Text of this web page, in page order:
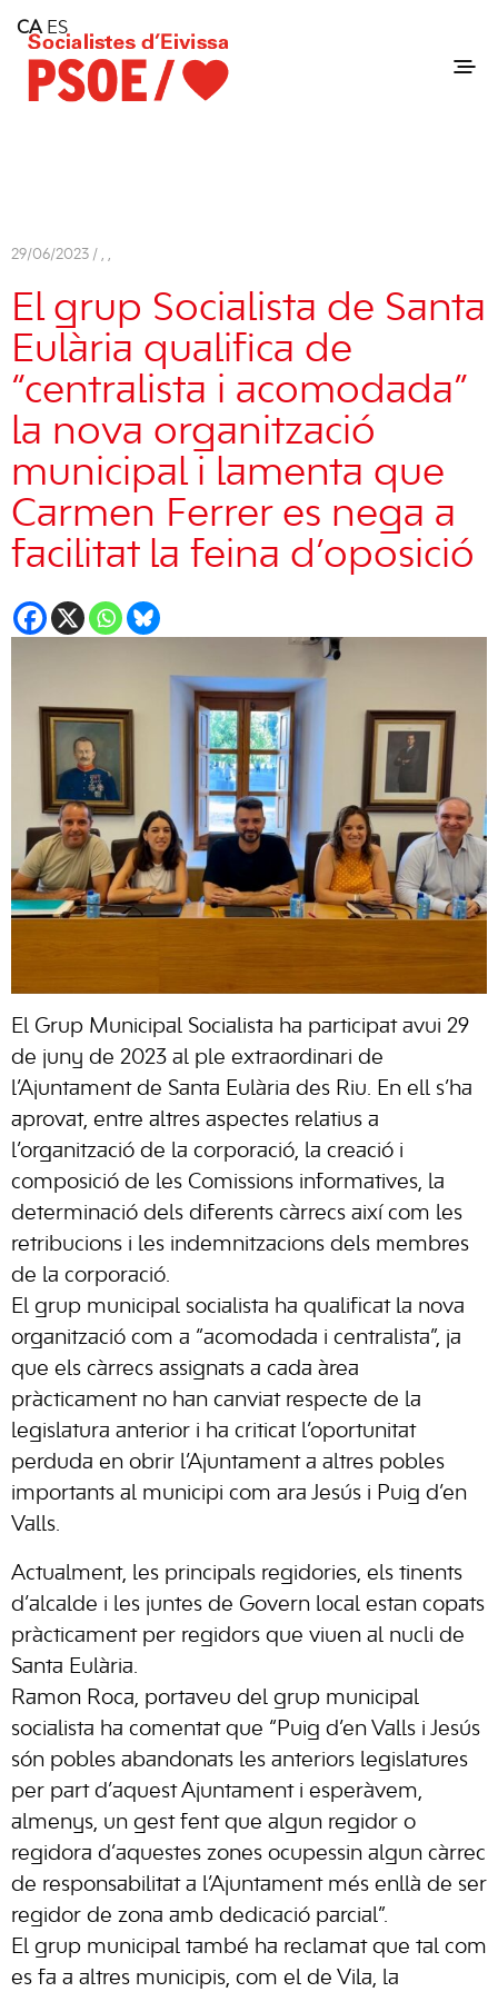
Consell Insular d'Eivissa
Services
Contact
29/06/2023 / , ,
El grup Socialista de Santa
Eulària qualifica de
“centralista i acomodada”
la nova organització
municipal i lamenta que
Carmen Ferrer es nega a
facilitat la feina d’oposició
El Grup Municipal Socialista ha participat avui 29
de juny de 2023 al ple extraordinari de
l’Ajuntament de Santa Eulària des Riu. En ell s’ha
aprovat, entre altres aspectes relatius a
l’organització de la corporació, la creació i
composició de les Comissions informatives, la
determinació dels diferents càrrecs així com les
retribucions i les indemnitzacions dels membres
de la corporació.
El grup municipal socialista ha qualificat la nova
organització com a “acomodada i centralista”, ja
que els càrrecs assignats a cada àrea
pràcticament no han canviat respecte de la
legislatura anterior i ha criticat l’oportunitat
perduda en obrir l’Ajuntament a altres pobles
importants al municipi com ara Jesús i Puig d’en
Valls.
Actualment, les principals regidories, els tinents
d’alcalde i les juntes de Govern local estan copats
pràcticament per regidors que viuen al nucli de
Santa Eulària.
Ramon Roca, portaveu del grup municipal
socialista ha comentat que “Puig d’en Valls i Jesús
són pobles abandonats les anteriors legislatures
per part d’aquest Ajuntament i esperàvem,
almenys, un gest fent que algun regidor o
regidora d’aquestes zones ocupessin algun càrrec
de responsabilitat a l’Ajuntament més enllà de ser
regidor de zona amb dedicació parcial”.
El grup municipal també ha reclamat que tal com
es fa a altres municipis, com el de Vila, la
CA ES